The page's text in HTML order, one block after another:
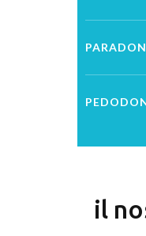
il